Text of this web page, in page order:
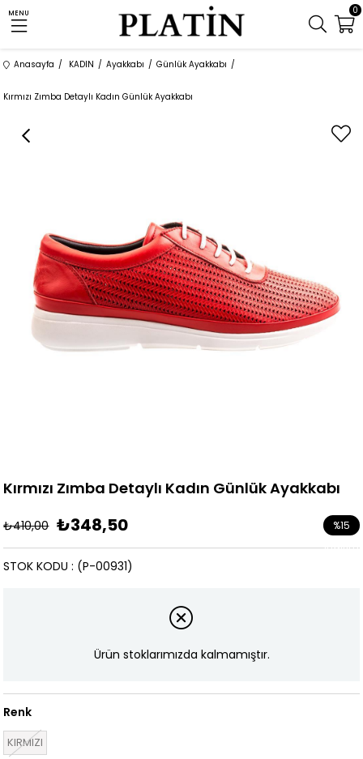
MENU 0
Anasayfa KADIN Ayakkabı Günlük Ayakkabı
Kırmızı Zımba Detaylı Kadın Günlük Ayakkabı
Kırmızı Zımba Detaylı Kadın Günlük Ayakkabı
₺410,00 ₺348,50 %15
İndirim
(P-00931)
STOK KODU
Ürün stoklarımızda kalmamıştır.
Renk
KIRMIZI